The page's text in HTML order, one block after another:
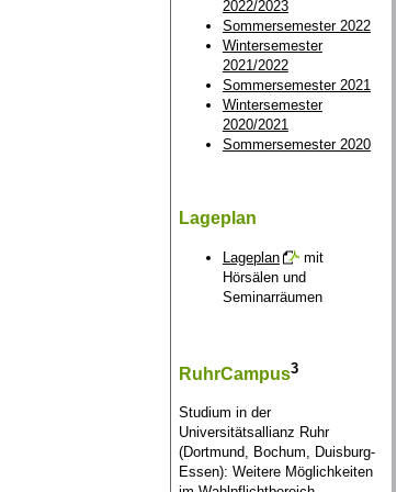
2022/2023
Sommersemester 2022
Wintersemester
2021/2022
Sommersemester 2021
Wintersemester
2020/2021
Sommersemester 2020
Lageplan
Lageplan
mit
Hörsälen und
Seminarräumen
RuhrCampus3
Studium in der
Universitätsallianz Ruhr
(Dortmund, Bochum, Duisburg-
Essen): Weitere Möglichkeiten